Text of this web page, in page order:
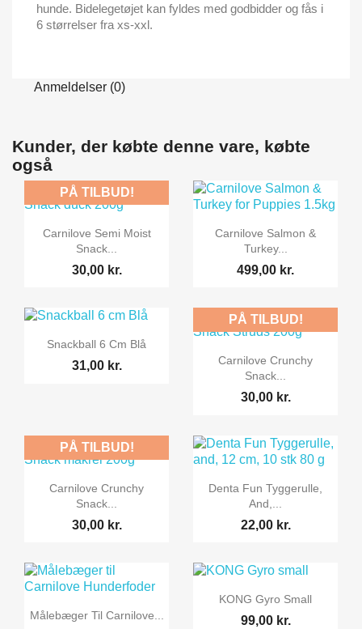
hunde. Bidelegetøjet kan fyldes med godbidder og fås i
6 størrelser fra xs-xxl.
Anmeldelser (0)
Kunder, der købte denne vare, købte
også
 Vis her
Carnilove Semi Moist
Snack...
30,00 kr.
PÅ TILBUD!
 Vis her
Carnilove Salmon &
Turkey...
499,00 kr.
 Vis her
Snackball 6 Cm Blå
31,00 kr.  Vis her
Carnilove Crunchy
Snack...
30,00 kr.
PÅ TILBUD!
 Vis her
Carnilove Crunchy
Snack...
30,00 kr.
PÅ TILBUD!
 Vis her
Denta Fun Tyggerulle,
And,...
22,00 kr.
 Vis her
Målebæger Til Carnilove...
 Vis her
KONG Gyro Small
99,00 kr.